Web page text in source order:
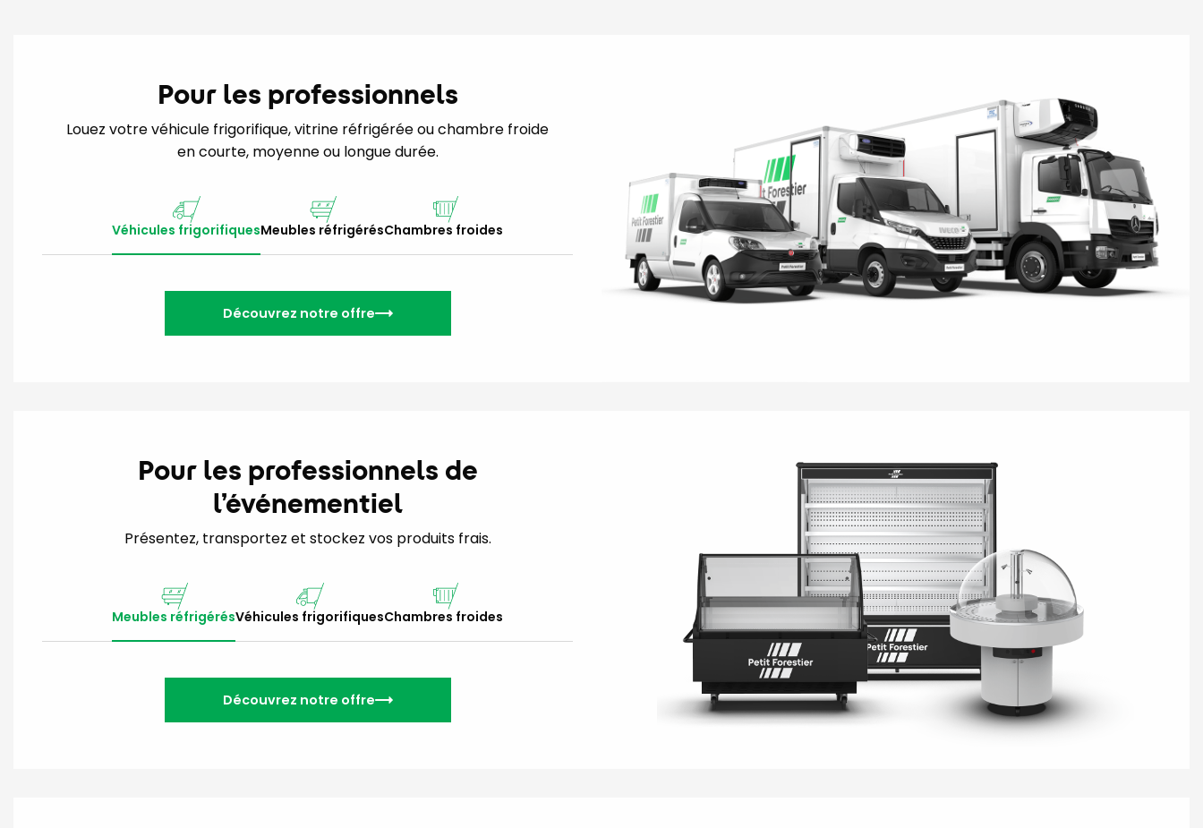
Pour les professionnels
Louez votre véhicule frigorifique, vitrine réfrigérée ou chambre froide
en courte, moyenne ou longue durée.
Véhicules frigorifiquesMeubles réfrigérésChambres froides
Découvrez notre offre
Pour les professionnels de
l’événementiel
Présentez, transportez et stockez vos produits frais.
Meubles réfrigérésVéhicules frigorifiquesChambres froides
Découvrez notre offre